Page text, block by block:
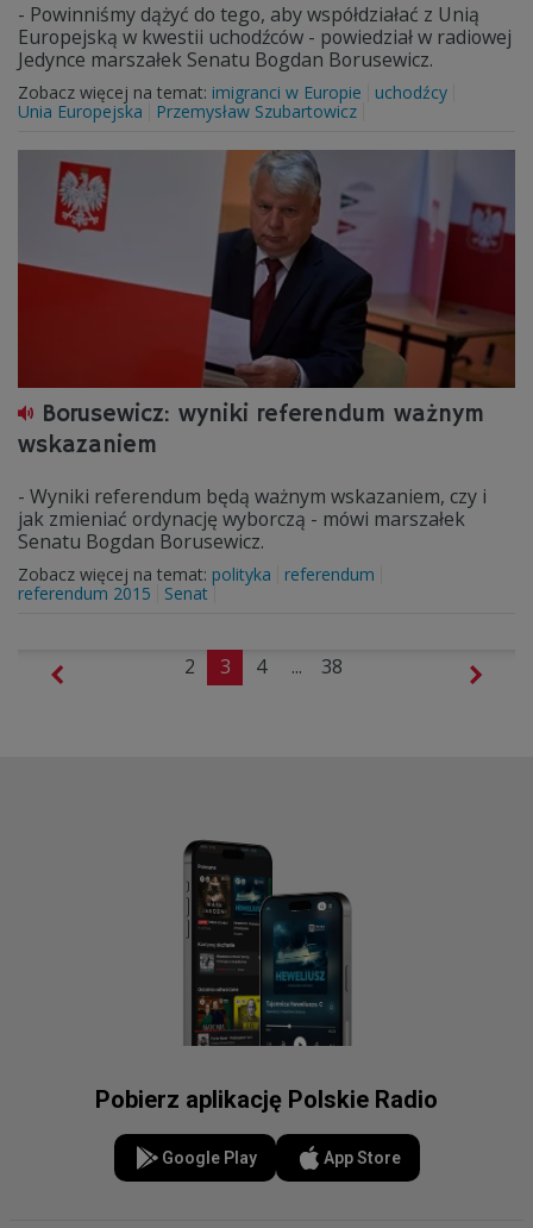
- Powinniśmy dążyć do tego, aby współdziałać z Unią
Europejską w kwestii uchodźców - powiedział w radiowej
Jedynce marszałek Senatu Bogdan Borusewicz.
Zobacz więcej na temat: imigranci w Europie
uchodźcy
Unia Europejska
Przemysław Szubartowicz
Borusewicz: wyniki referendum ważnym
wskazaniem
- Wyniki referendum będą ważnym wskazaniem, czy i
jak zmieniać ordynację wyborczą - mówi marszałek
Senatu Bogdan Borusewicz.
Zobacz więcej na temat: polityka
referendum
referendum 2015
Senat
2 3 4 ... 38
Pobierz aplikację Polskie Radio
Google Play App Store